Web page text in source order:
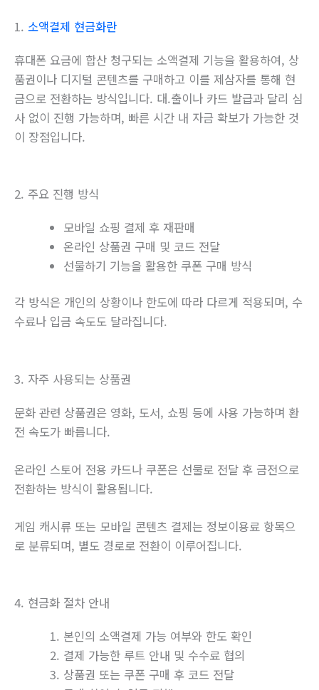
1. 소액결제 현금화란
휴대폰 요금에 합산 청구되는 소액결제 기능을 활용하여, 상
품권이나 디지털 콘텐츠를 구매하고 이를 제삼자를 통해 현
금으로 전환하는 방식입니다. 대.출이나 카드 발급과 달리 심
사 없이 진행 가능하며, 빠른 시간 내 자금 확보가 가능한 것
이 장점입니다.
2. 주요 진행 방식
모바일 쇼핑 결제 후 재판매
온라인 상품권 구매 및 코드 전달
선물하기 기능을 활용한 쿠폰 구매 방식
각 방식은 개인의 상황이나 한도에 따라 다르게 적용되며, 수
수료나 입금 속도도 달라집니다.
3. 자주 사용되는 상품권
문화 관련 상품권은 영화, 도서, 쇼핑 등에 사용 가능하며 환
전 속도가 빠릅니다.
온라인 스토어 전용 카드나 쿠폰은 선물로 전달 후 금전으로
전환하는 방식이 활용됩니다.
게임 캐시류 또는 모바일 콘텐츠 결제는 정보이용료 항목으
로 분류되며, 별도 경로로 전환이 이루어집니다.
4. 현금화 절차 안내
본인의 소액결제 가능 여부와 한도 확인
결제 가능한 루트 안내 및 수수료 협의
상품권 또는 쿠폰 구매 후 코드 전달